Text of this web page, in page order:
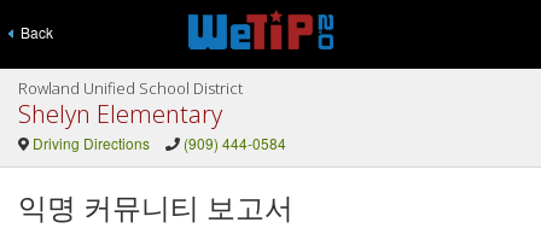
Back
Rowland Unified School District
Shelyn Elementary
Driving Directions (909) 444-0584
익명 커뮤니티 보고서